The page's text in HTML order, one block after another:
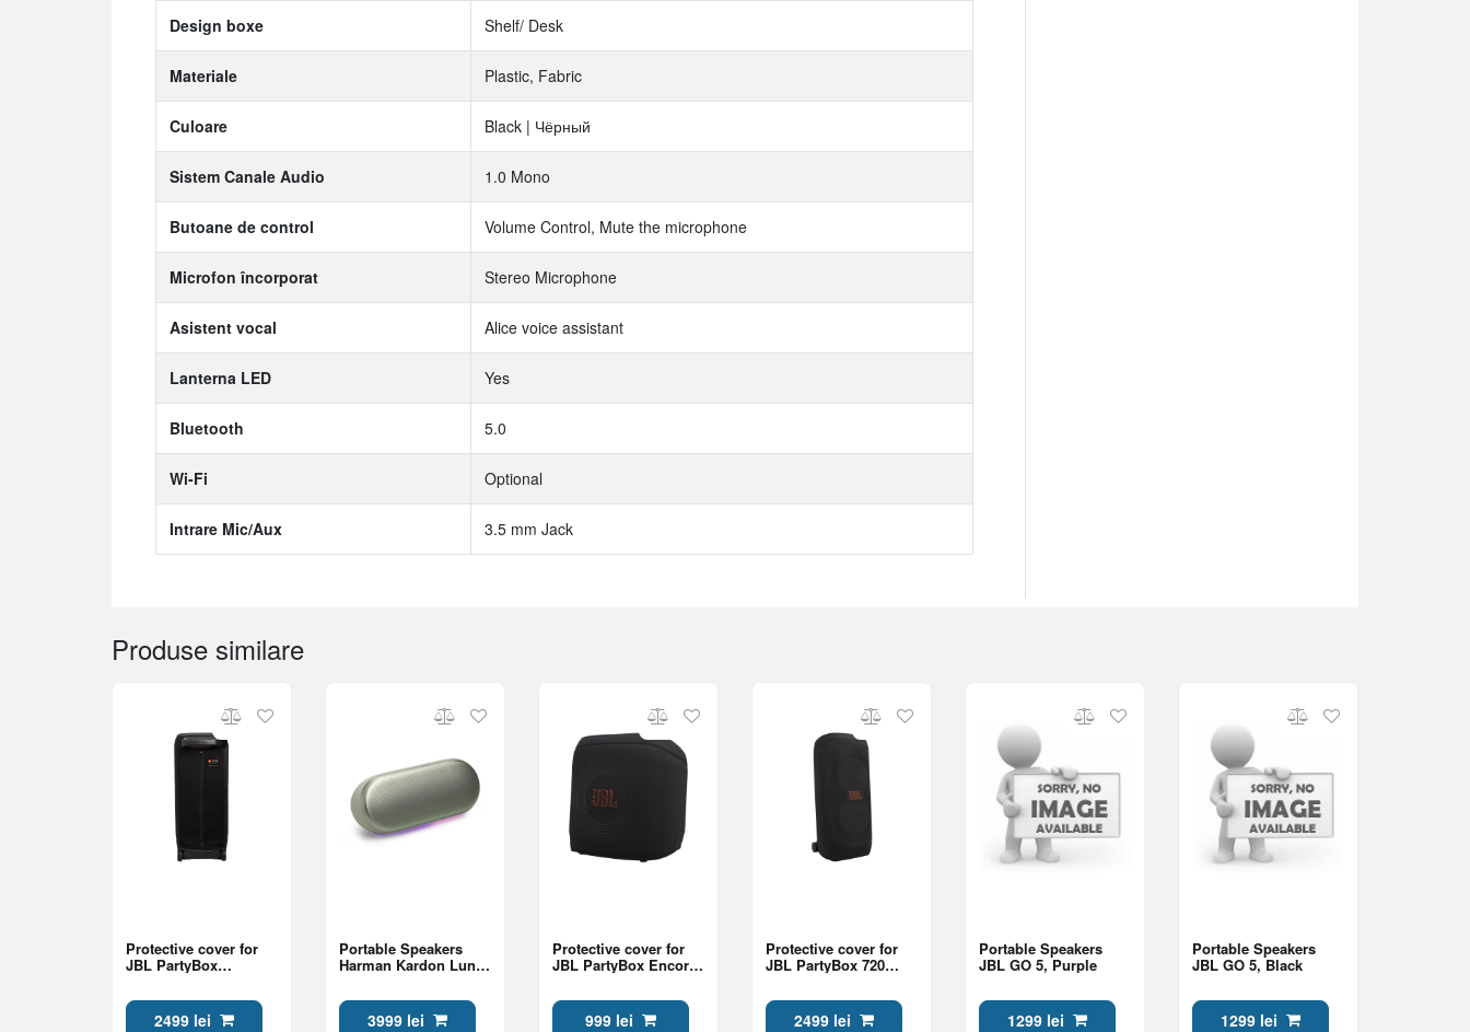
Design boxe Shelf/ Desk
Materiale Plastic, Fabric
Culoare Black | Чёрный
Sistem Canale Audio 1.0 Mono
Butoane de control Volume Control, Mute the microphone
Microfon încorporat Stereo Microphone
Asistent vocal Alice voice assistant
Lanterna LED Yes
Bluetooth 5.0
Wi-Fi Optional
Intrare Mic/Aux 3.5 mm Jack
Produse similare
Protective cover for
JBL PartyBox
Black
2499 lei
Portable Speakers
Harman Kardon Luna
3999 lei
Protective cover for
JBL PartyBox Encore
999 lei
Protective cover for
JBL PartyBox 720
2499 lei
Portable Speakers
JBL GO 5, Purple
1299 lei
Portable Speakers
JBL GO 5, Black
1299 lei